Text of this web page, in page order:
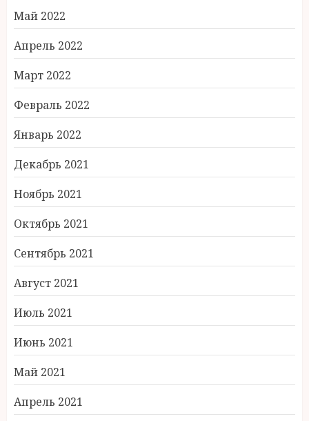
Май 2022
Апрель 2022
Март 2022
Февраль 2022
Январь 2022
Декабрь 2021
Ноябрь 2021
Октябрь 2021
Сентябрь 2021
Август 2021
Июль 2021
Июнь 2021
Май 2021
Апрель 2021